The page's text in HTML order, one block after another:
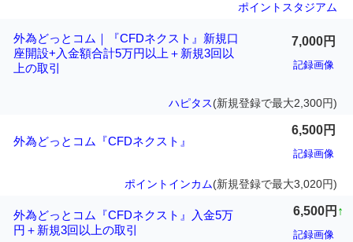
ポイントスタジアム
外為どっとコム｜『CFDネクスト』新規口
座開設+入金額合計5万円以上＋新規3回以
上の取引
7,000円
記録画像
ハピタス(新規登録で最大2,300円)
外為どっとコム『CFDネクスト』
6,500円
記録画像
ポイントインカム(新規登録で最大3,020円)
外為どっとコム『CFDネクスト』入金5万
円＋新規3回以上の取引
6,500円 ↑
記録画像